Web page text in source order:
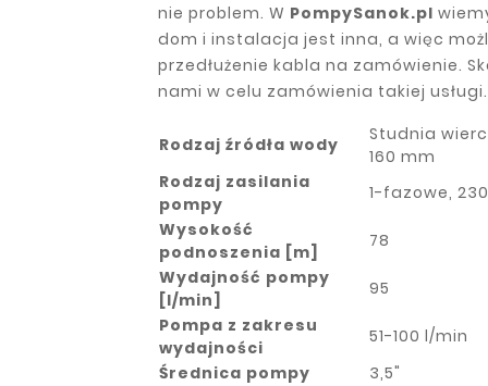
nie problem. W PompySanok.pl
dom i instalacja jest inna, a więc
przedłużenie kabla na zamówienie.
nami w celu zamówienia takiej usługi.
Rodzaj źródła wody
Studnia
160 mm
Rodzaj zasilania
pompy
1-fazowe,
Wysokość
podnoszenia [m]
78
Wydajność pompy
[l/min]
95
Pompa z zakresu
wydajności
51-100 l/min
Średnica pompy
3,5"